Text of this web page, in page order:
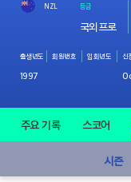
NZL 등급
국외프로
출생년도
1997
회원번호 입회년도 신
주요 기록 스코어
시즌